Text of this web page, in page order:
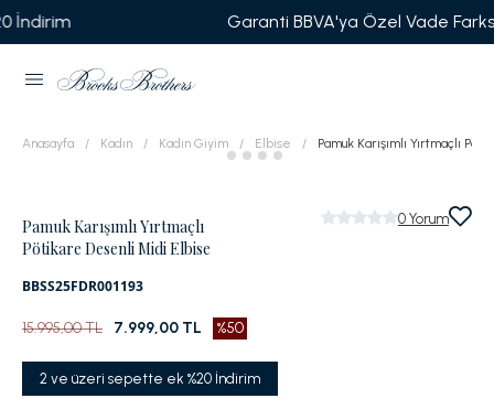
Garanti BBVA'ya Özel Vade Farksız 6
Anasayfa Kadın Kadın Giyim Elbise Pamuk Karışımlı Yırtmaçlı
Pamuk Karışımlı Yırtmaçlı
Pötikare Desenli Midi Elbise
BBSS25FDR001193
0 Yorum
15.995,00 TL 7.999,00 TL %50
2 ve üzeri sepette ek %20 İndirim